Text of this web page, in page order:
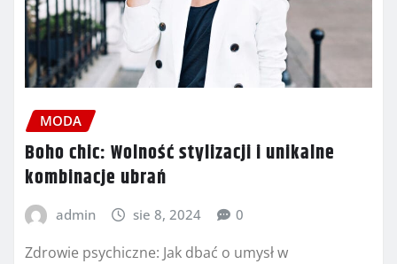
MODA
Boho chic: Wolność stylizacji i unikalne
kombinacje ubrań
admin sie 8, 2024 0
Zdrowie psychiczne: Jak dbać o umysł w